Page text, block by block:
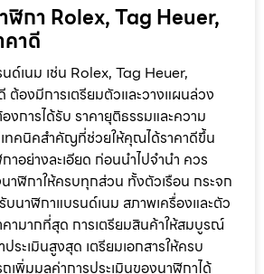
ฬิกา Rolex, Tag Heuer,
คาดี
ด์เนม เช่น Rolex, Tag Heuer,
ต้องมีการเตรียมตัวและวางแผนล่วง
งการได้รับ ราคายุติธรรมและความ
ทคนิคสำคัญที่ช่วยให้คุณได้ราคาดีขึ้น
อย่างละเอียด ก่อนนำไปจำนำ ควร
าฬิกาให้ครบทุกส่วน ทั้งตัวเรือน กระจก
บนาฬิกาแบรนด์เนม สภาพเครื่องและตัว
ามากที่สุด การเตรียมสินค้าให้สมบูรณ์
ระเมินสูงสุด เตรียมเอกสารให้ครบ
เพิ่มมูลค่าการประเมินของนาฬิกาได้